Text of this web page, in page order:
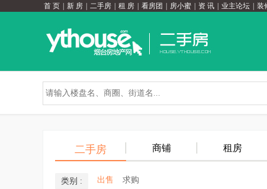
首 页 新 房 二手房 租 房 看房团 房小蜜 资 讯 业主论坛 装
二手房 商铺 租房
类别 : 出售 求购